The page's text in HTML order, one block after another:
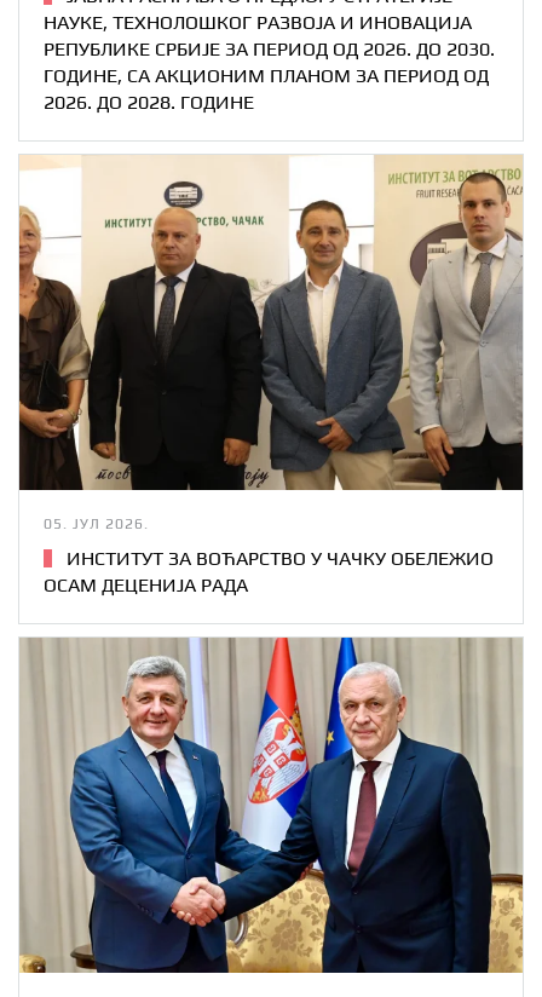
НАУКЕ, ТЕХНОЛОШКОГ РАЗВОЈА И ИНОВАЦИЈА
РЕПУБЛИКЕ СРБИЈЕ ЗА ПЕРИОД ОД 2026. ДО 2030.
ГОДИНЕ, СА АКЦИОНИМ ПЛАНОМ ЗА ПЕРИОД ОД
2026. ДО 2028. ГОДИНЕ
05. ЈУЛ 2026.
ИНСТИТУТ ЗА ВОЋАРСТВО У ЧАЧКУ ОБЕЛЕЖИО
ОСАМ ДЕЦЕНИЈА РАДА